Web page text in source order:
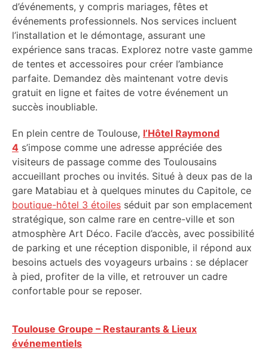
d’événements, y compris mariages, fêtes et
événements professionnels. Nos services incluent
l’installation et le démontage, assurant une
expérience sans tracas. Explorez notre vaste gamme
de tentes et accessoires pour créer l’ambiance
parfaite. Demandez dès maintenant votre devis
gratuit en ligne et faites de votre événement un
succès inoubliable.
En plein centre de Toulouse, l’Hôtel Raymond
4 s’impose comme une adresse appréciée des
visiteurs de passage comme des Toulousains
accueillant proches ou invités. Situé à deux pas de la
gare Matabiau et à quelques minutes du Capitole, ce
boutique-hôtel 3 étoiles séduit par son emplacement
stratégique, son calme rare en centre-ville et son
atmosphère Art Déco. Facile d’accès, avec possibilité
de parking et une réception disponible, il répond aux
besoins actuels des voyageurs urbains : se déplacer
à pied, profiter de la ville, et retrouver un cadre
confortable pour se reposer.
Toulouse Groupe – Restaurants & Lieux
événementiels